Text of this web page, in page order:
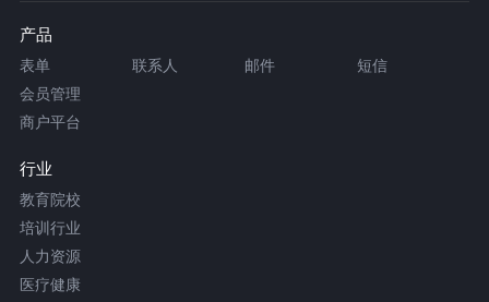
产品
表单 联系人 邮件
短信
会员管理
商户平台
行业
教育院校
培训行业
人力资源
医疗健康